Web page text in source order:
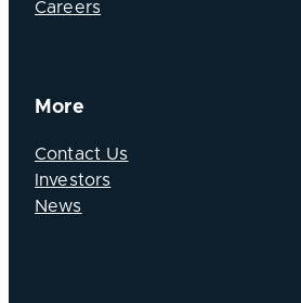
Careers
More
Contact Us
Investors
News